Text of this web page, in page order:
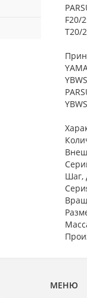
F20/
T20/
Шаг,
МЕНЮ